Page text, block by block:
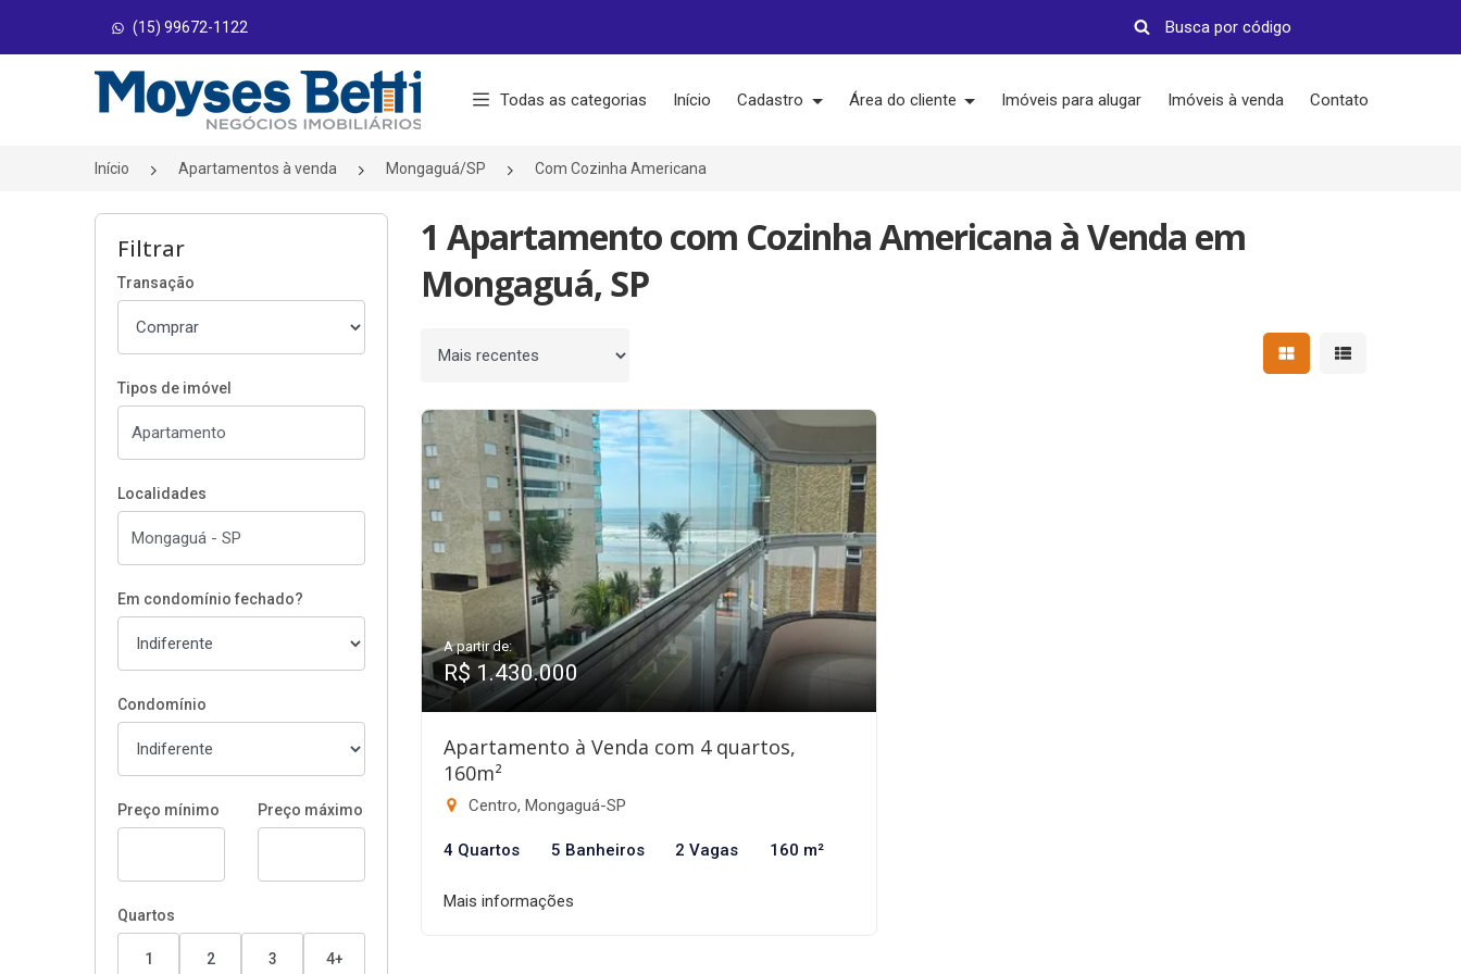
(15) 99672-1122
Página inicial Todas as categorias Início Cadastro Área do cliente Imóveis para alugar Imóveis à venda Contato
Início Apartamentos à venda Mongaguá/SP Com Cozinha Americana
Filtrar
Transação
Tipos de imóvel
Localidades
Em condomínio fechado?
Condomínio
Preço mínimo Preço máximo
Quartos
1 2 3 4+
1 Apartamento com Cozinha Americana à Venda em
Mongaguá, SP
Ordenar por Mostrar resultados em
Mostrar
A partir de:
R$ 1.430.000
Apartamento à Venda com 4 quartos,
160m²
Centro, Mongaguá-SP
4 Quartos 5 Banheiros 2 Vagas 160 m²
Mais informações